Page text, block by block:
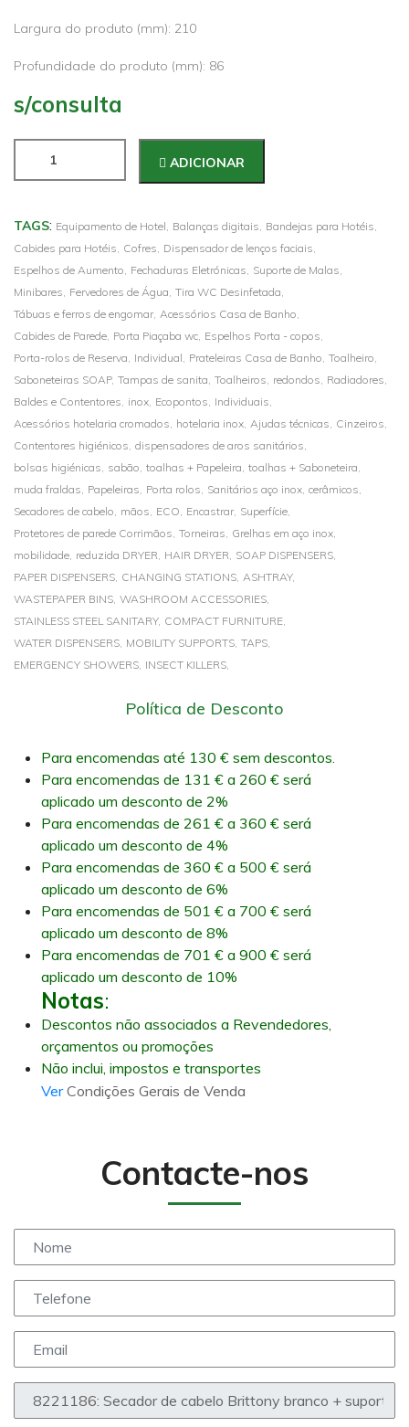
Largura do produto (mm): 210
Profundidade do produto (mm): 86
s/consulta
ADICIONAR
TAGS: Equipamento de Hotel, Balanças digitais, Bandejas para Hotéis,
Cabides para Hotéis, Cofres, Dispensador de lenços faciais,
Espelhos de Aumento, Fechaduras Eletrónicas, Suporte de Malas,
Minibares, Fervedores de Água, Tira WC Desinfetada,
Tábuas e ferros de engomar, Acessórios Casa de Banho,
Cabides de Parede, Porta Piaçaba wc, Espelhos Porta - copos,
Porta-rolos de Reserva, Individual, Prateleiras Casa de Banho, Toalheiro,
Saboneteiras SOAP, Tampas de sanita, Toalheiros, redondos, Radiadores,
Baldes e Contentores, inox, Ecopontos, Individuais,
Acessórios hotelaria cromados, hotelaria inox, Ajudas técnicas, Cinzeiros,
Contentores higiénicos, dispensadores de aros sanitários,
bolsas higiénicas, sabão, toalhas + Papeleira, toalhas + Saboneteira,
muda fraldas, Papeleiras, Porta rolos, Sanitários aço inox, cerâmicos,
Secadores de cabelo, mãos, ECO, Encastrar, Superfície,
Protetores de parede Corrimãos, Torneiras, Grelhas em aço inox,
mobilidade, reduzida DRYER, HAIR DRYER, SOAP DISPENSERS,
PAPER DISPENSERS, CHANGING STATIONS, ASHTRAY,
WASTEPAPER BINS, WASHROOM ACCESSORIES,
STAINLESS STEEL SANITARY, COMPACT FURNITURE,
WATER DISPENSERS, MOBILITY SUPPORTS, TAPS,
EMERGENCY SHOWERS, INSECT KILLERS,
Política de Desconto
Para encomendas até 130 € sem descontos.
Para encomendas de 131 € a 260 € será
aplicado um desconto de 2%
Para encomendas de 261 € a 360 € será
aplicado um desconto de 4%
Para encomendas de 360 € a 500 € será
aplicado um desconto de 6%
Para encomendas de 501 € a 700 € será
aplicado um desconto de 8%
Para encomendas de 701 € a 900 € será
aplicado um desconto de 10%
Notas:
Descontos não associados a Revendedores,
orçamentos ou promoções
Não inclui, impostos e transportes
VerCondições Gerais de Venda
Contacte-nos